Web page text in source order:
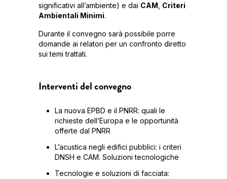
significativi all’ambiente) e dai CAM Criteri
Ambientali Minimi.
Durante il convegno sarà possibile porre
domande ai relatori per un confronto diretto
sui temi trattati.
Interventi del convegno
La nuova EPBD e il PNRR: quali le
richieste dell’Europa e le opportunità
offerte dal PNRR
L’acustica negli edifici pubblici: i criteri
DNSH e CAM. Soluzioni tecnologiche
Tecnologie e soluzioni di facciata: